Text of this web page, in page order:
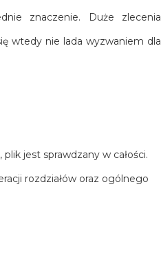
znaczenie. Duże zlecenia
wtedy nie lada wyzwaniem dla
jest sprawdzany w całości.
rozdziałów oraz ogólnego